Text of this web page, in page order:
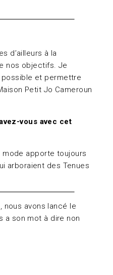
d’ailleurs à la
nos objectifs. Je
possible et permettre
Petit Jo Cameroun
vous avec cet
apporte toujours
arboraient des Tenues
nous avons lancé le
a son mot à dire non